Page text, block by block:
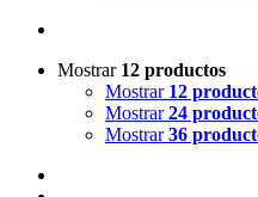
Mostrar 12 productos
Mostrar 12
Mostrar24
Mostrar36